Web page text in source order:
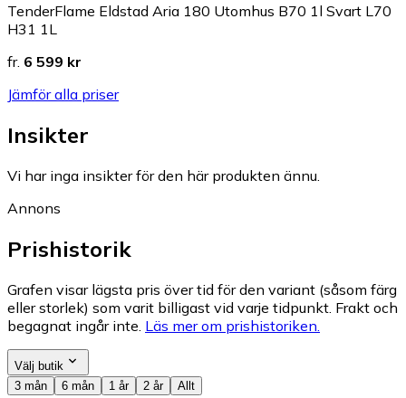
TenderFlame Eldstad Aria 180 Utomhus B70 1l Svart L70
H31 1L
fr. 6 599 kr
Jämför alla priser
Insikter
Vi har inga insikter för den här produkten ännu.
Annons
Prishistorik
Grafen visar lägsta pris över tid för den variant (såsom färg
eller storlek) som varit billigast vid varje tidpunkt. Frakt och
begagnat ingår inte. Läs mer om prishistoriken.
Välj butik
3 mån
6 mån 1 år 2 år Allt